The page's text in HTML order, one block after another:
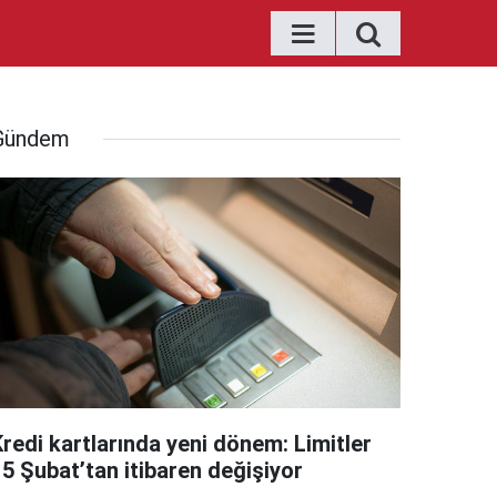
kartlarında yeni dönem: Limitler
Şubat’tan itibaren değişiyor